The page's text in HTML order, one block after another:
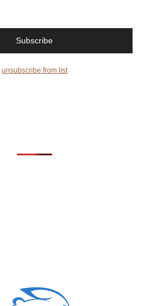
unsubscribe from list